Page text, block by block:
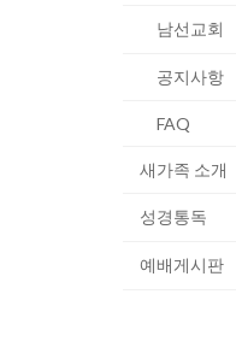
남선교회
공지사항
FAQ
새가족 소개
성경통독
예배게시판